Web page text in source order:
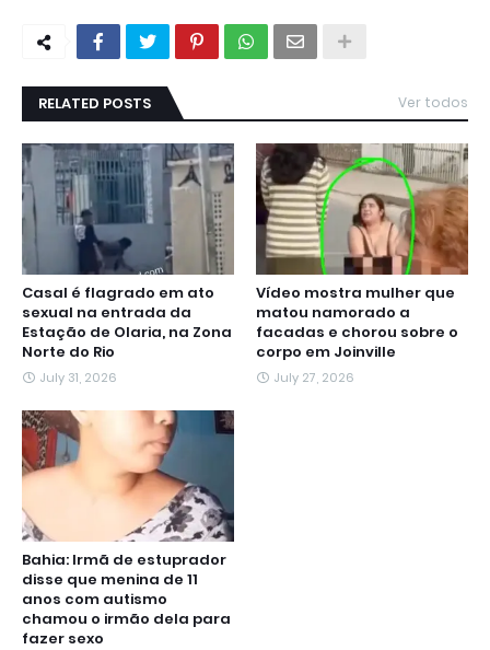
RELATED POSTS Ver todos
Casal é flagrado em ato
sexual na entrada da
Estação de Olaria, na Zona
Norte do Rio
July 31, 2026
Vídeo mostra mulher que
matou namorado a
facadas e chorou sobre o
corpo em Joinville
July 27, 2026
Bahia: Irmã de estuprador
disse que menina de 11
anos com autismo
chamou o irmão dela para
fazer sexo